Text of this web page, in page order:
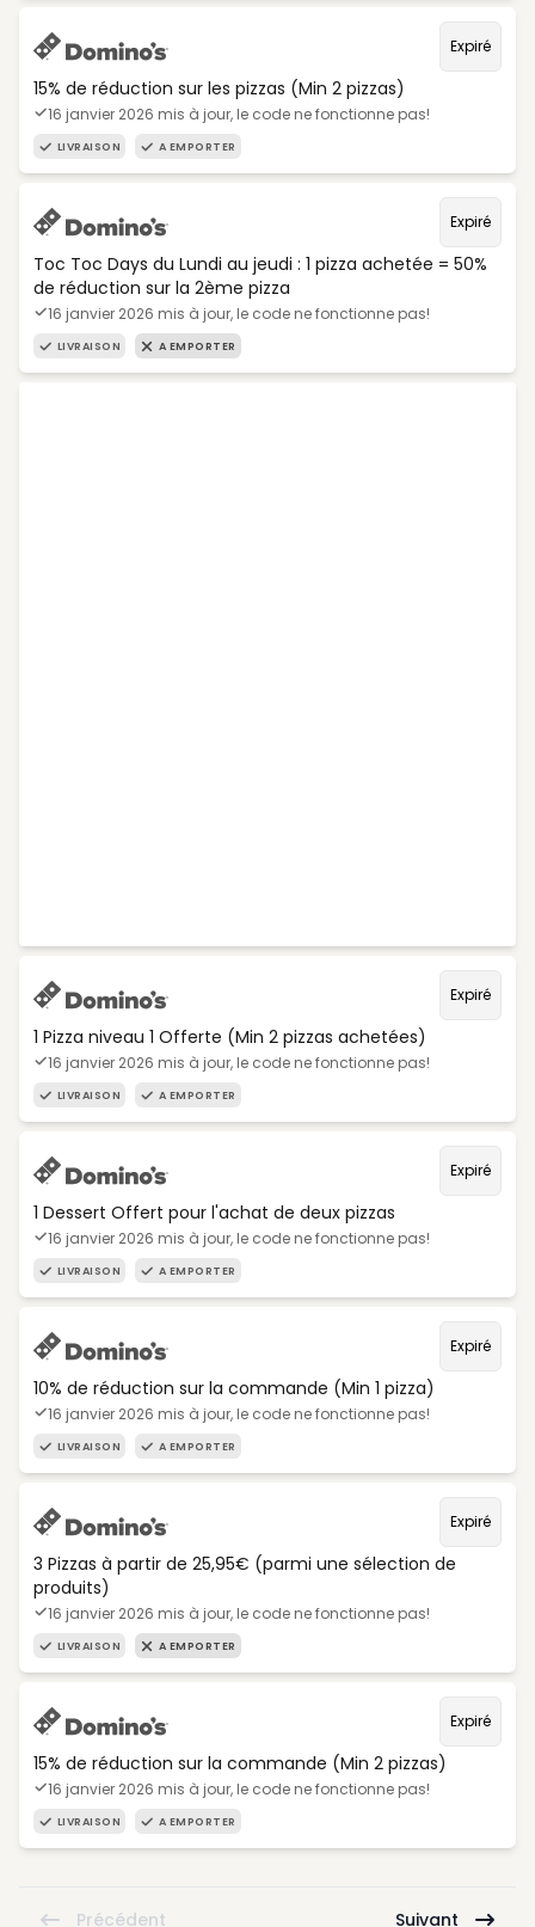
Expiré
15% de réduction sur les pizzas (Min 2 pizzas)
16 janvier 2026 mis à jour, le code ne fonctionne pas!
LIVRAISON A EMPORTER
Expiré
Toc Toc Days du Lundi au jeudi : 1 pizza achetée = 50%
de réduction sur la 2ème pizza
16 janvier 2026 mis à jour, le code ne fonctionne pas!
LIVRAISON A EMPORTER
Expiré
1 Pizza niveau 1 Offerte (Min 2 pizzas achetées)
16 janvier 2026 mis à jour, le code ne fonctionne pas!
LIVRAISON A EMPORTER
Expiré
1 Dessert Offert pour l'achat de deux pizzas
16 janvier 2026 mis à jour, le code ne fonctionne pas!
LIVRAISON A EMPORTER
Expiré
10% de réduction sur la commande (Min 1 pizza)
16 janvier 2026 mis à jour, le code ne fonctionne pas!
LIVRAISON A EMPORTER
Expiré
3 Pizzas à partir de 25,95€ (parmi une sélection de
produits)
16 janvier 2026 mis à jour, le code ne fonctionne pas!
LIVRAISON A EMPORTER
Expiré
15% de réduction sur la commande (Min 2 pizzas)
16 janvier 2026 mis à jour, le code ne fonctionne pas!
LIVRAISON A EMPORTER
Précédent Suivant